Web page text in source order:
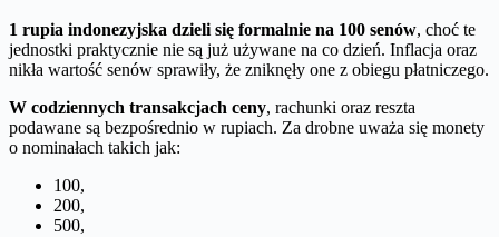
1 rupia indonezyjska dzieli się formalnie na 100 senów, choć te
jednostki praktycznie nie są już używane na co dzień. Inflacja oraz
nikła wartość senów sprawiły, że zniknęły one z obiegu płatniczego.
W codziennych transakcjach ceny, rachunki oraz reszta
podawane są bezpośrednio w rupiach. Za drobne uważa się monety
o nominałach takich jak:
100,
200,
500,